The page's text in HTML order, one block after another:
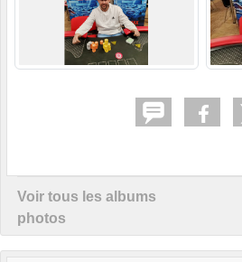
Voir tous les albums
photos